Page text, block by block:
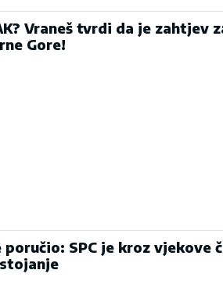
Vraneš tvrdi da je zahtjev
Gore!
poručio: SPC je kroz vjekove